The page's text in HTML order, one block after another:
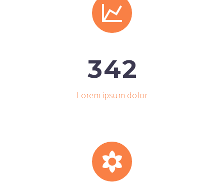


342
Lorem ipsum dolor

